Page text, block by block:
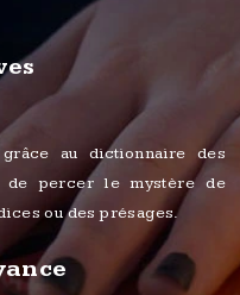
au dictionnaire des
de percer le mystère de
ou des présages.